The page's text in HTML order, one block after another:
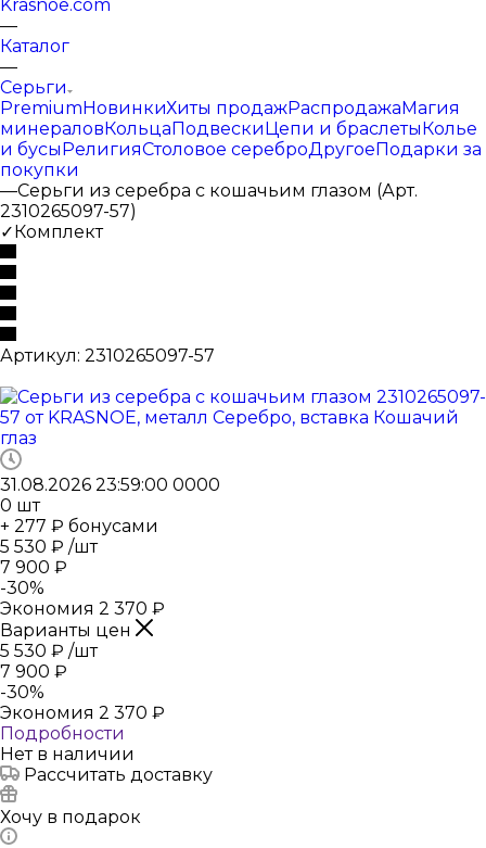
Krasnoe.com
—
Каталог
—
Серьги
PremiumНовинкиХиты продажРаспродажаМагия
минераловКольцаПодвескиЦепи и браслетыКолье
и бусыРелигияСтоловое сереброДругоеПодарки за
покупки
—Серьги из серебра с кошачьим глазом (Арт.
2310265097-57)
✓Комплект
Артикул: 2310265097-57
31.08.2026 23:59:00 0000
0 шт
+ 277 ₽ бонусами
5 530 ₽ /шт
7 900 ₽
-30%
Экономия 2 370 ₽
Варианты цен
5 530 ₽ /шт
7 900 ₽
-30%
Экономия 2 370 ₽
Подробности
Нет в наличии
Рассчитать доставку
Хочу в подарок